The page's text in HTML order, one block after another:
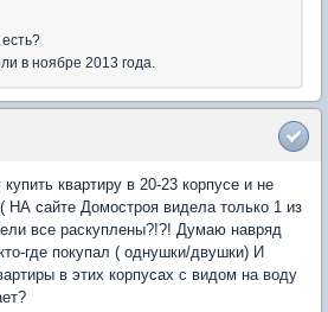
в ноябре 2013 года.
квартиру в 20-23 корпусе и не
НА сайте Домостроя видела только 1 из
все раскуплены?!?! Думаю навряд
где покупал ( однушки/двушки) И
в этих корпусах с видом на воду